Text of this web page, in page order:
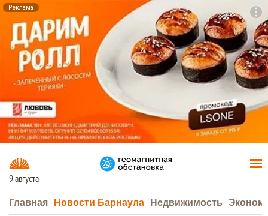
Реклама
9 августа
Главная Новости Барнаула Недвижимость